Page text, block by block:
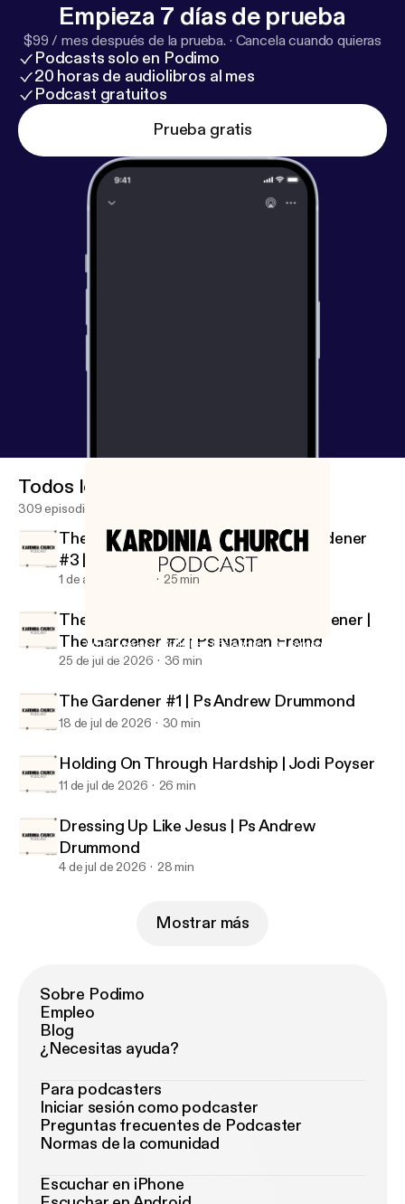
Empieza 7 días de prueba
$99 / mes después de la prueba. · Cancela cuando quieras
Podcasts solo en Podimo
20 horas de audiolibros al mes
Podcast gratuitos
Prueba gratis
What was accomplished | Ps Andrew Drummond
Kardinia Church Podcast
Todos los episodios
309 episodios
The Gardener Who Prunes | The Gardener
#3 | Ps Joe Peters
1 de ago de 2026 25 min
There is No Garden, without the gardener |
The Gardener #2 | Ps Nathan Freind
25 de jul de 2026 36 min
The Gardener #1 | Ps Andrew Drummond
18 de jul de 2026 30 min
Holding On Through Hardship | Jodi Poyser
11 de jul de 2026 26 min
Dressing Up Like Jesus | Ps Andrew
Drummond
4 de jul de 2026 28 min
Mostrar más
Sobre Podimo
Empleo
Blog
¿Necesitas ayuda?
Para podcasters
Iniciar sesión como podcaster
Preguntas frecuentes de Podcaster
Normas de la comunidad
Escuchar en iPhone